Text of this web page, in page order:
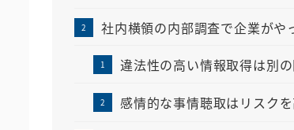
社内横領の内部調査で企業がや
違法性の高い情報取得は別
感情的な事情聴取はリスク